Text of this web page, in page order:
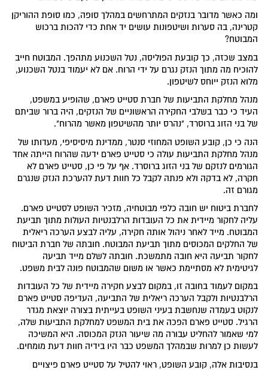
ומה כאשר מדובר בנזקים המתרחשים במהלך סופה, כמו סופת ההוריקן
קטרינה, בה סערות ושיטפונות עושים יד אחת כדי להכות ברכוש
המבוטח?
במצב שכזה, כך קובעת הפוליסה, נטל השכנוע מתהפך. המבוטח חייב
להוכיח מה מתוך הנזק נגרם על ידי הרוח. אם לא יעמוד בנטל השכנוע,
מלוא הנזק ייוחס לשיטפון.
מנהל מחלקת התביעות של חברת סטייט פארם, שהופיע במשפט,
העיד כי כבר בשלבי החקירה הראשוניים של הנזקים, היה ברור שביתם
של בני הזוג ברוסרד, "נהרס יותר מהשיטפון מאשר מהרוח".
הנה כי כן, קובע השופט המחוזי סנטר, ממדינת מיסיסיפי, מעדותו של
מנהל מחלקת התביעות עולה כי סטייט פארם ידעה שהרוח הייתה אחד
הגורמים לנזקם של בני הזוג ברוסרד. אף על פי כן, סטייט פארם לא
חקרה, לא בדקה ולא פנתה לקבל כל חוות דעת להערכת הנזק שנגרם
מגורם זה.
לחברת ביטוח יש חובה כלפי מבוטחיה, מזכיר השופט לסטייט פארם.
עליה לחקור מיידית את כל העובדות הרלבנטיות העולות מתוך תביעת
המבוטח. מייד לאחר ניהול אותה חקירה, עליה לבצע הערכה ריאלית
של החלקים המכוסים מתוך תביעת המבוטח. חובתה של חברת הביטוח
לחקור תביעה היא חובה מתמשכת. חובתה לשלם מייד תביעה
לגיטימית לא מסתיימת כאשר או משום שהמבוטח פונה לבית משפט.
במקום לעמוד בחובה זו, במקום לבצע חקירה מיידית של כל העובדות
הרלבנטיות ולקבל הערכה ריאלית של התביעה, העדיפה סטייט פארם
לנקוט בעמדה שנחשבת בעיני השופט בעייתית בצורה יוצאת מגדר
הרגיל. סטייט פארם הפכה את בית המשפט למחלקת התביעות שלה,
למי שאמור להחליט עבורה מה שיעור הנזק המכוסה. היא המשיכה
לעשות כן למרות שבמהלך המשפט כבר היו בידיה חוות דעת מומחים.
בנסיבות אלה, קובע השופט, ראוי להטיל על סטייט פארם פיצויים